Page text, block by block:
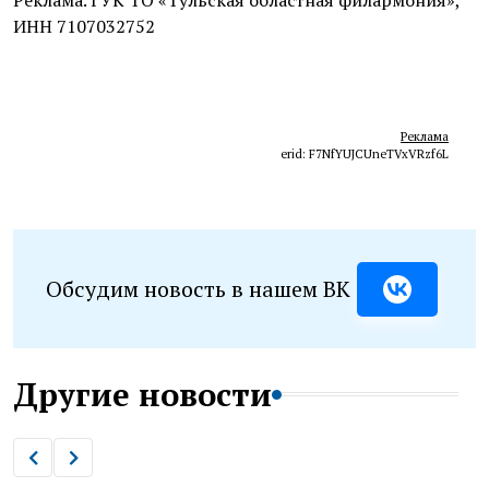
ИНН 7107032752
Реклама
erid: F7NfYUJCUneTVxVRzf6L
Обсудим новость в нашем ВК
Другие новости